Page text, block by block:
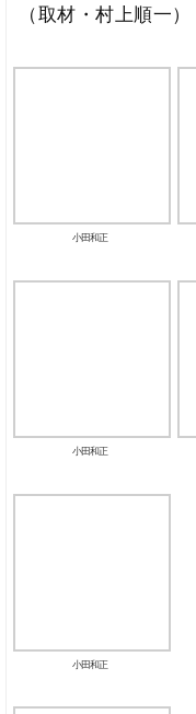
（取材・村上順一）
小田和正
小田和正
小田和正